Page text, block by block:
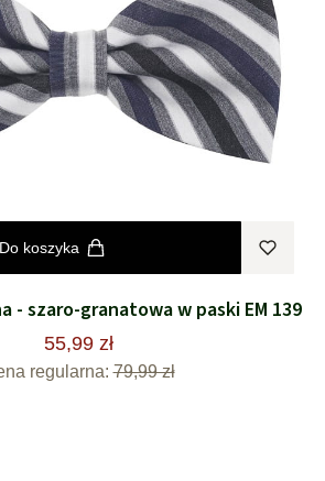
Do koszyka
- szaro-granatowa w paski EM 139
55,99 zł
regularna: 79,99 zł